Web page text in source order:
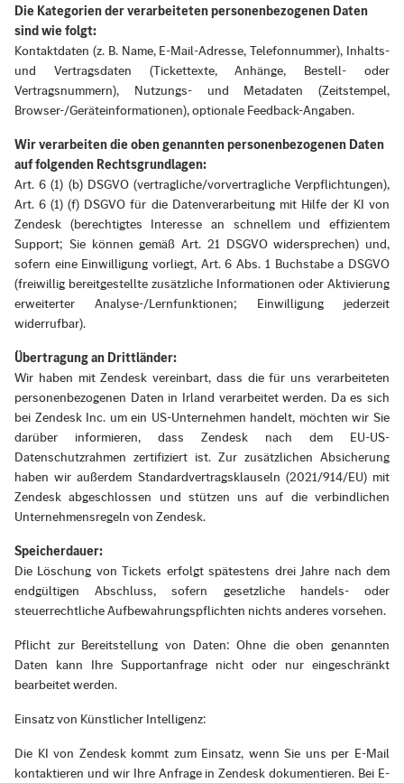
Die Kategorien der verarbeiteten personenbezogenen Daten
sind wie folgt:
Kontaktdaten (z. B. Name, E-Mail-Adresse, Telefonnummer), Inhalts-
und Vertragsdaten (Tickettexte, Anhänge, Bestell- oder
Vertragsnummern), Nutzungs- und Metadaten (Zeitstempel,
Browser-/Geräteinformationen), optionale Feedback-Angaben.
Wir verarbeiten die oben genannten personenbezogenen Daten
auf folgenden Rechtsgrundlagen:
Art. 6 (1) (b) DSGVO (vertragliche/vorvertragliche Verpflichtungen),
Art. 6 (1) (f) DSGVO für die Datenverarbeitung mit Hilfe der KI von
Zendesk (berechtigtes Interesse an schnellem und effizientem
Support; Sie können gemäß Art. 21 DSGVO widersprechen) und,
sofern eine Einwilligung vorliegt, Art. 6 Abs. 1 Buchstabe a DSGVO
(freiwillig bereitgestellte zusätzliche Informationen oder Aktivierung
erweiterter Analyse-/Lernfunktionen; Einwilligung jederzeit
widerrufbar).
Übertragung an Drittländer:
Wir haben mit Zendesk vereinbart, dass die für uns verarbeiteten
personenbezogenen Daten in Irland verarbeitet werden. Da es sich
bei Zendesk Inc. um ein US-Unternehmen handelt, möchten wir Sie
darüber informieren, dass Zendesk nach dem EU-US-
Datenschutzrahmen zertifiziert ist. Zur zusätzlichen Absicherung
haben wir außerdem Standardvertragsklauseln (2021/914/EU) mit
Zendesk abgeschlossen und stützen uns auf die verbindlichen
Unternehmensregeln von Zendesk.
Speicherdauer:
Die Löschung von Tickets erfolgt spätestens drei Jahre nach dem
endgültigen Abschluss, sofern gesetzliche handels- oder
steuerrechtliche Aufbewahrungspflichten nichts anderes vorsehen.
Pflicht zur Bereitstellung von Daten: Ohne die oben genannten
Daten kann Ihre Supportanfrage nicht oder nur eingeschränkt
bearbeitet werden.
Einsatz von Künstlicher Intelligenz:
Die KI von Zendesk kommt zum Einsatz, wenn Sie uns per E-Mail
kontaktieren und wir Ihre Anfrage in Zendesk dokumentieren. Bei E-